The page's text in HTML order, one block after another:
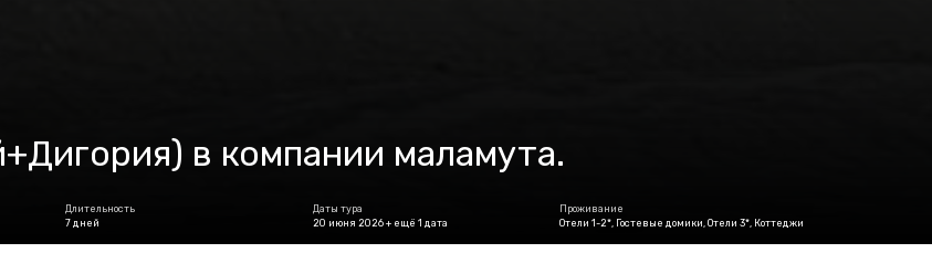
в компании маламута.
Длительность
7 дней
Даты тура
20 июня 2026 + ещё 1 дата
Проживание
Отели 1-2*, Гостевые домики, Отели 3*, Коттеджи